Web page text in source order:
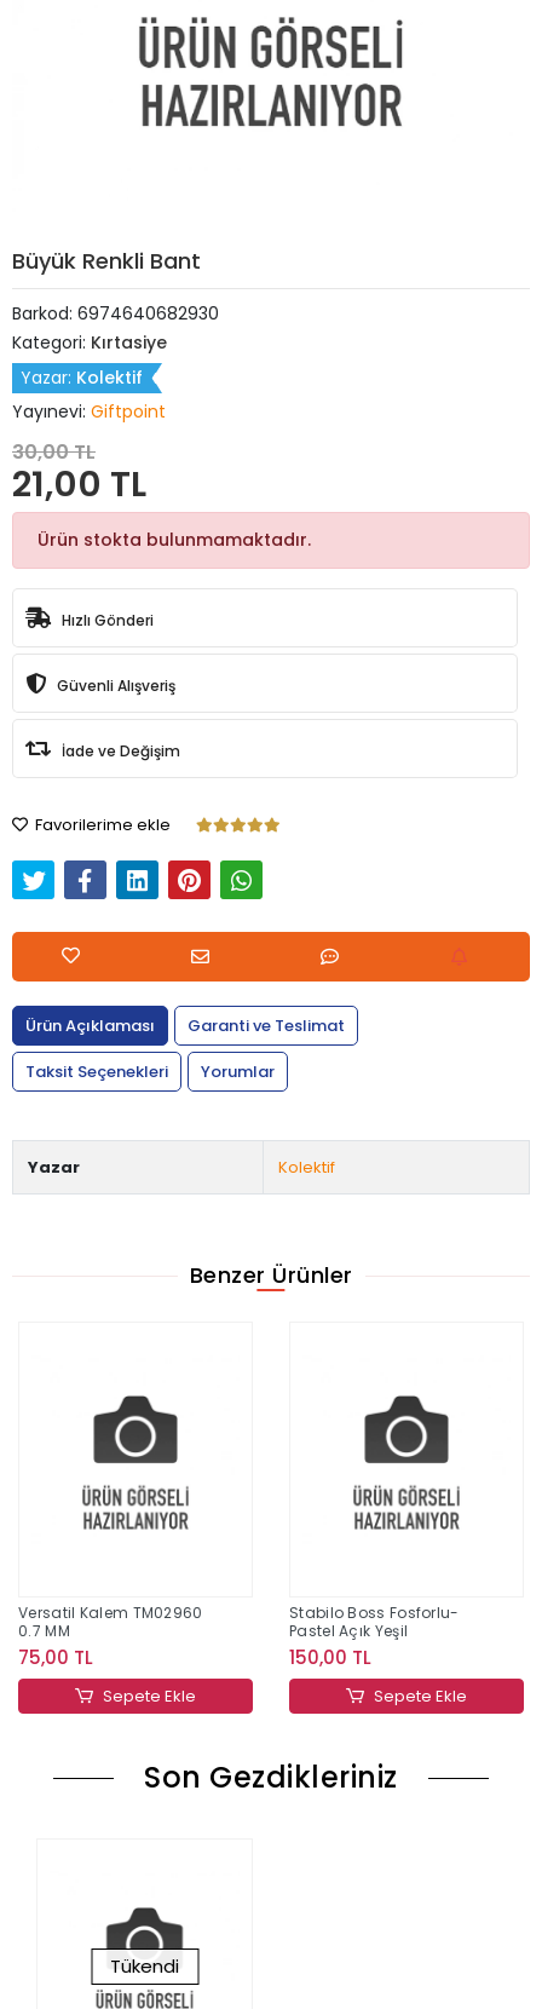
Büyük Renkli Bant
Barkod: 6974640682930
Kategori: Kırtasiye
Yazar: Kolektif
Yayınevi: Giftpoint
30,00 TL
21,00 TL
Ürün stokta bulunmamaktadır.
Hızlı Gönderi
Güvenli Alışveriş
İade ve Değişim
Favorilerime ekle
Ürün Açıklaması
Garanti ve Teslimat
Taksit Seçenekleri
Yorumlar
Yazar Kolektif
Benzer Ürünler
Versatil Kalem TM02960
0.7 MM
75,00 TL
Sepete Ekle
Stabilo Boss Fosforlu-
Pastel Açık Yeşil
150,00 TL
Sepete Ekle
Son Gezdikleriniz
Tükendi